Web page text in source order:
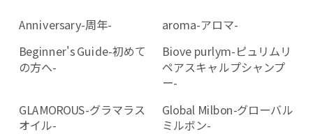
Anniversary-周年-
aroma-アロマ-
Beginner's Guide-初めて
の方へ-
Biove purlym-ピュリムリ
ペアスキャルプシャンプ
ー-
GLAMOROUS-グラマラス
オイル-
Global Milbon-グローバル
ミルボン-